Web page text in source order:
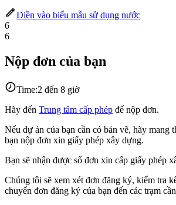
Điền vào biểu mẫu sử dụng nước
6
6
Nộp đơn của bạn
Time:2 đến 8 giờ
Hãy đến Trung tâm cấp phép để nộp đơn.
Nếu dự án của bạn cần có bản vẽ, hãy mang
bạn nộp đơn xin giấy phép xây dựng.
Bạn sẽ nhận được số đơn xin cấp giấy phép
Chúng tôi sẽ xem xét đơn đăng ký, kiểm tra
chuyển đơn đăng ký của bạn đến các trạm